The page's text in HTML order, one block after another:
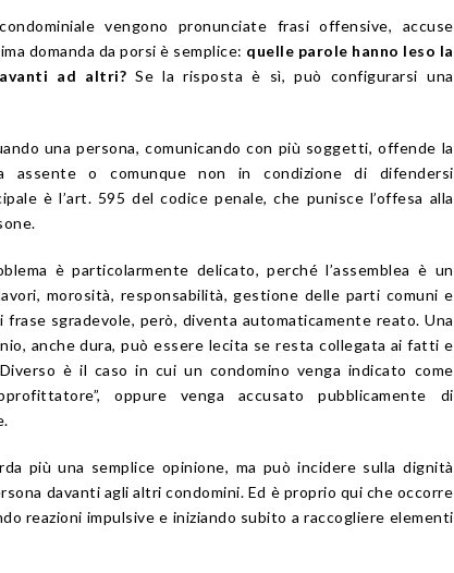
vengono pronunciate frasi offensive, accuse
domanda da porsi è semplice: quelle parole hanno leso la
ad altri? Se la risposta è sì, può configurarsi una
una persona, comunicando con più soggetti, offende la
assente o comunque non in condizione di difendersi
è l’art. 595 del codice penale, che punisce l’offesa alla
è particolarmente delicato, perché l’assemblea è un
morosità, responsabilità, gestione delle parti comuni e
sgradevole, però, diventa automaticamente reato. Una
anche dura, può essere lecita se resta collegata ai fatti e
è il caso in cui un condomino venga indicato come
oppure venga accusato pubblicamente di
più una semplice opinione, ma può incidere sulla dignità
davanti agli altri condomini. Ed è proprio qui che occorre
reazioni impulsive e iniziando subito a raccogliere elementi